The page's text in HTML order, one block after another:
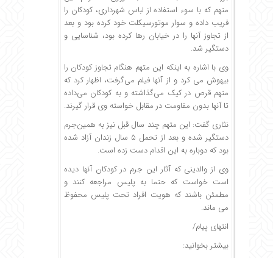
متهم که با سوء استفاده از لباس شهرداری، کودکان را
فریب داده و سوار موتورسیکلت خود کرده بود و بعد
از تجاوز آنها را در خیابان رها کرده بود، شناسایی و
دستگیر شد.
وی با اشاره به اینکه این متهم هنگام‌ تجاوز کودکان را
بیهوش می کرد و از آنها فیلم می‌گرفت، اظهار کرد که
متهم قرص در کیک می‌گذاشته و به کودکان می‌داده
تا آنها بدون مقاومت در مقابل خواسته وی قرار گیرند.
نثاری گفت: این متهم چند سال قبل نیز به همین‌جرم
دستگیر شده و بعد از تحمل ۵ سال زندان آزاد شده
بود که دوباره به این اقدام دست زده است.
وی از والدینی که آثار این جرم در کودکان آنها دیده
است خواست که حتما به پلیس مراجعه کنند و
مطمئن باشند که هویت افراد تحت پلیس محفوظ
می ماند.
انتهای پیام/
بیشتر بخوانید: